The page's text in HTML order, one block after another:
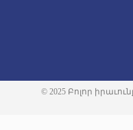
© 2025 Բոլոր